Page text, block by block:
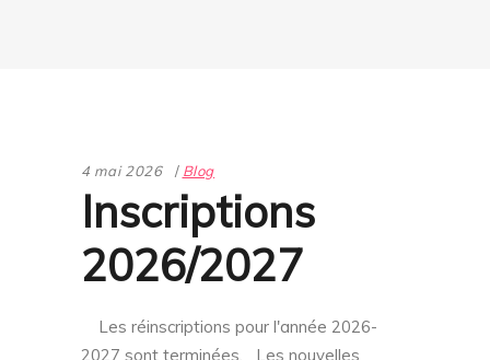
4 mai 2026 Blog
Inscriptions
2026/2027
Les réinscriptions pour l'année 2026-
2027 sont terminées. Les nouvelles